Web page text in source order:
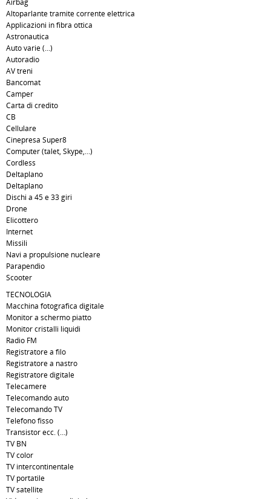
Altoparlante tramite corrente elettrica
Applicazioni in fibra ottica
Astronautica
Auto varie (...)
Autoradio
AV treni
Bancomat
Camper
Carta di credito
CB
Cellulare
Cinepresa Super8
Computer (talet, Skype,…)
Cordless
Deltaplano
Deltaplano
Dischi a 45 e 33 giri
Drone
Elicottero
Internet
Missili
Navi a propulsione nucleare
Parapendio
Scooter
TECNOLOGIA
Macchina fotografica digitale
Monitor a schermo piatto
Monitor cristalli liquidi
Radio FM
Registratore a filo
Registratore a nastro
Registratore digitale
Telecamere
Telecomando auto
Telecomando TV
Telefono fisso
Transistor ecc. (…)
TV BN
TV color
TV intercontinentale
TV portatile
TV satellite